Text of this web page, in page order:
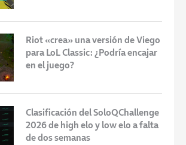
Riot «crea» una versión de Viego
para LoL Classic: ¿Podría encajar
en el juego?
Clasificación del SoloQChallenge
2026 de high elo y low elo a falta
de dos semanas